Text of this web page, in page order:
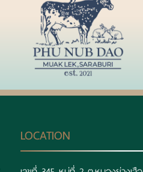
LOCATION